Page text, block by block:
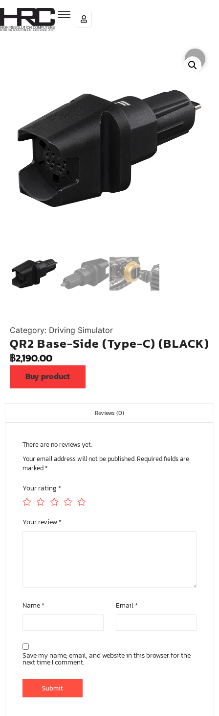
Category: Driving Simulator
QR2 Base-Side (Type-C) (BLACK)
฿2,190.00
Buy product
Reviews (0)
There are no reviews yet.
Your email address will not be published. Required fields are
marked*
Your rating*
Your review*
Name* Email*
Save my name, email, and website in this browser for the
next time I comment.